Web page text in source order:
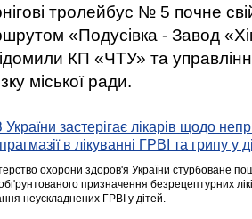
тролейбус № 5 почне
«Подусівка - Завод
КП «ЧТУ» та
міської ради.
застерігає лікарів щодо
в лікуванні ГРВІ та грипу у
охорони здоров'я України стурбоване
призначення безрецептурних
неускладнених ГРВІ у дітей.